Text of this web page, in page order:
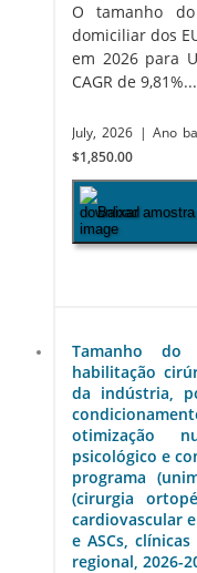
O tamanho
domiciliar dos
em 2026 para
CAGR de 9,81%...
July, 2026 | Ano
$1,850.00
Baixar amostra
Tamanho
habilitação
da indústria,
otimização
psicológico e
programa
(cirurgia
cardiovascular
e ASCs,
regional, 2026-